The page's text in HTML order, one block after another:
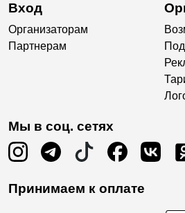
Вход
Организаторам
Партнерам
Мы в соц. сетях
Принимаем к оплате